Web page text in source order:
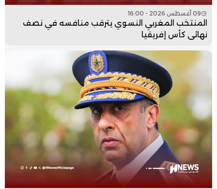
09 أغسطس 2026 - 16:00
المنتخب المغربي النسوي يترقب منافسه في نصف
نهائي كأس إفريقيا